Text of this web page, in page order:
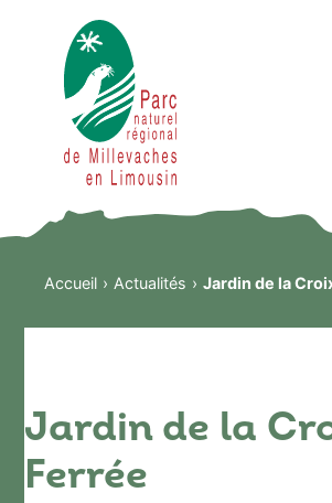
Accueil Actualités Jardin de la
Jardin de la
Ferrée